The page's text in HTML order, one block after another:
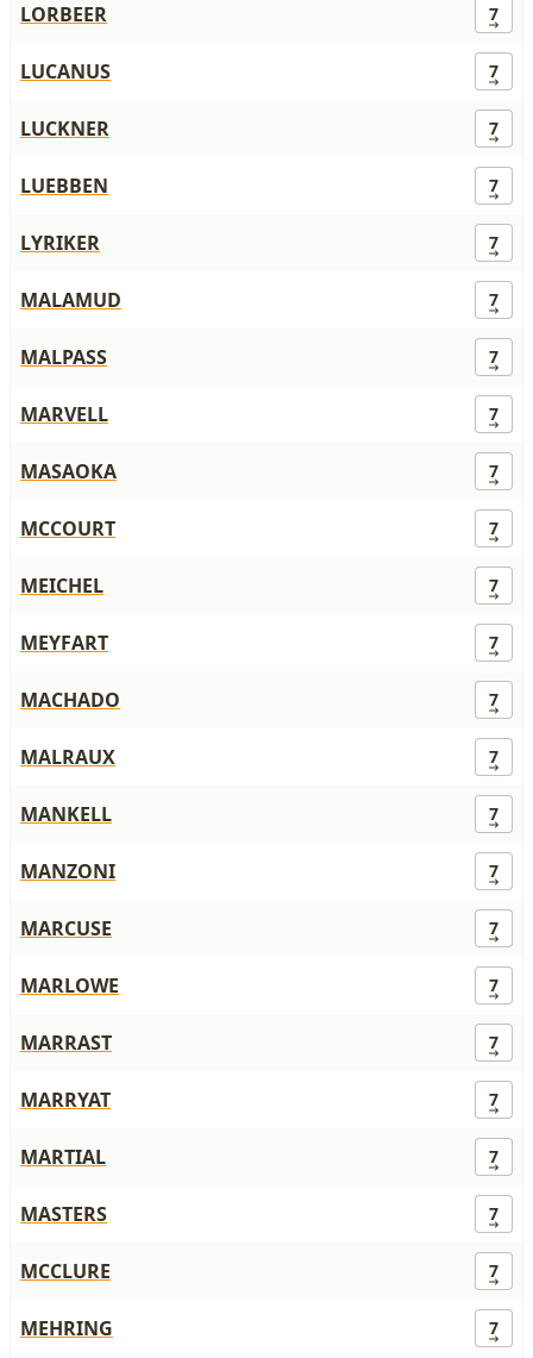
LORBEER 7
LUCANUS 7
LUCKNER 7
LUEBBEN 7
LYRIKER 7
MALAMUD 7
MALPASS 7
MARVELL 7
MASAOKA 7
MCCOURT 7
MEICHEL 7
MEYFART 7
MACHADO 7
MALRAUX 7
MANKELL 7
MANZONI 7
MARCUSE 7
MARLOWE 7
MARRAST 7
MARRYAT 7
MARTIAL 7
MASTERS 7
MCCLURE 7
MEHRING 7